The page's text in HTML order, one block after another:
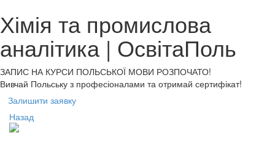
Хімія та промислова
аналітика | ОсвітаПоль
ЗАПИС НА КУРСИ ПОЛЬСЬКОЇ МОВИ РОЗПОЧАТО!
Вивчай Польську з професіоналами та отримай сертифікат!
Залишити заявку
Назад